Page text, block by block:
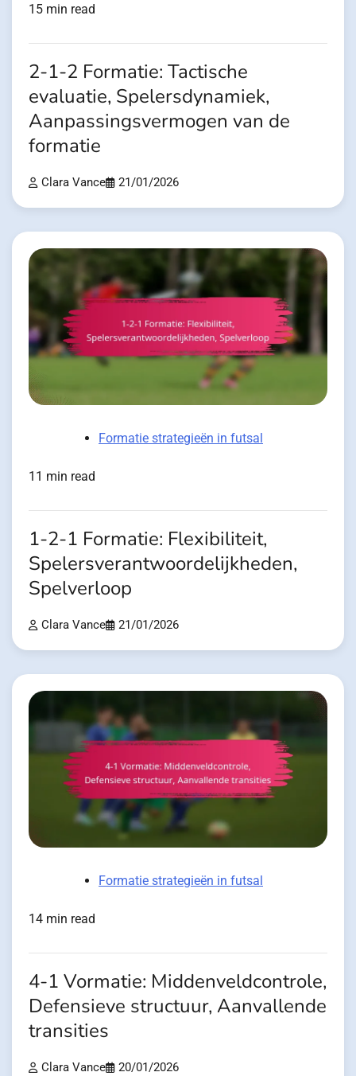
15 min read
2-1-2 Formatie: Tactische
evaluatie, Spelersdynamiek,
Aanpassingsvermogen van de
formatie
Clara Vance 21/01/2026
Formatie strategieën in futsal
11 min read
1-2-1 Formatie: Flexibiliteit,
Spelersverantwoordelijkheden,
Spelverloop
Clara Vance 21/01/2026
Formatie strategieën in futsal
14 min read
4-1 Vormatie: Middenveldcontrole,
Defensieve structuur, Aanvallende
transities
Clara Vance 20/01/2026